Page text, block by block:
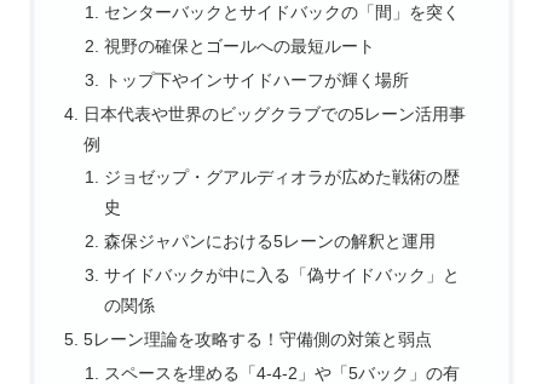
センターバックとサイドバックの「間」を突く
視野の確保とゴールへの最短ルート
トップ下やインサイドハーフが輝く場所
日本代表や世界のビッグクラブでの5レーン活用事
例
ジョゼップ・グアルディオラが広めた戦術の歴
史
森保ジャパンにおける5レーンの解釈と運用
サイドバックが中に入る「偽サイドバック」と
の関係
5レーン理論を攻略する！守備側の対策と弱点
スペースを埋める「4-4-2」や「5バック」の有